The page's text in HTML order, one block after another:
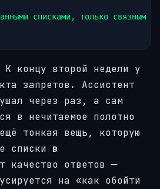
списками, только связным
концу второй недели у
запретов. Ассистент
через раз, а сам
в нечитаемое полотно
тонкая вещь, которую
списки в
качество ответов —
на «как обойти